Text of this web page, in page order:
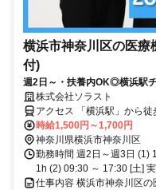
横浜市神奈川区の医療
付)
週2日～・扶養内OK◎横浜駅
株式会社ソラスト
アクセス 「横浜駅」から
時給1,500円～1,700円
神奈川県横浜市神奈川区
勤務時間 週2日～週3日 (1)
1h (2) 09:30 ～ 17:30 [土]
仕事内容 横浜市神奈川区の